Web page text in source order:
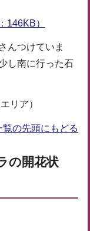
146KB）
んつけていま
し南に行った石
リア）
覧の先頭にもどる
の開花状